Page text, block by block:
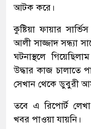
আটক করে।
কুষ্টিয়া ফায়ার
আলী সাজ্জাদ সন্ধ্যা
ঘটনাস্থলে
উদ্ধার কাজ চালাতে
সেখান থেকে ডুবুরী
তবে এ রিপোর্ট লেখা
খবর পাওয়া যায়নি।